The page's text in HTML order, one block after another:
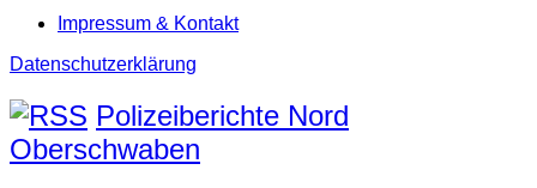
Impressum & Kontakt
Datenschutzerklärung
Polizeiberichte Nord
Oberschwaben